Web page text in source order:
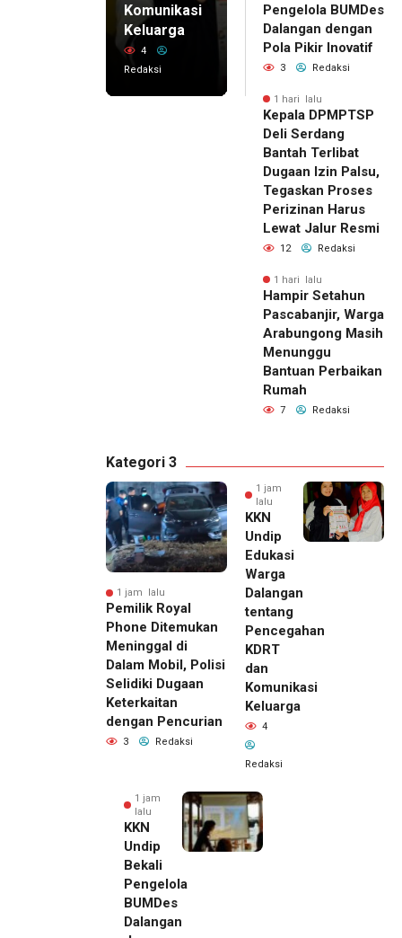
Komunikasi
Keluarga
4
Redaksi
Pengelola BUMDes
Dalangan dengan
Pola Pikir Inovatif
3 Redaksi
1 hari lalu
Kepala DPMPTSP
Deli Serdang
Bantah Terlibat
Dugaan Izin Palsu,
Tegaskan Proses
Perizinan Harus
Lewat Jalur Resmi
12 Redaksi
1 hari lalu
Hampir Setahun
Pascabanjir, Warga
Arabungong Masih
Menunggu
Bantuan Perbaikan
Rumah
7 Redaksi
Kategori 3
1 jam lalu
Pemilik Royal
Phone Ditemukan
Meninggal di
Dalam Mobil, Polisi
Selidiki Dugaan
Keterkaitan
dengan Pencurian
3 Redaksi
1 jam
lalu
KKN
Undip
Edukasi
Warga
Dalangan
tentang
Pencegahan
KDRT
dan
Komunikasi
Keluarga
4
Redaksi
1 jam
lalu
KKN
Undip
Bekali
Pengelola
BUMDes
Dalangan